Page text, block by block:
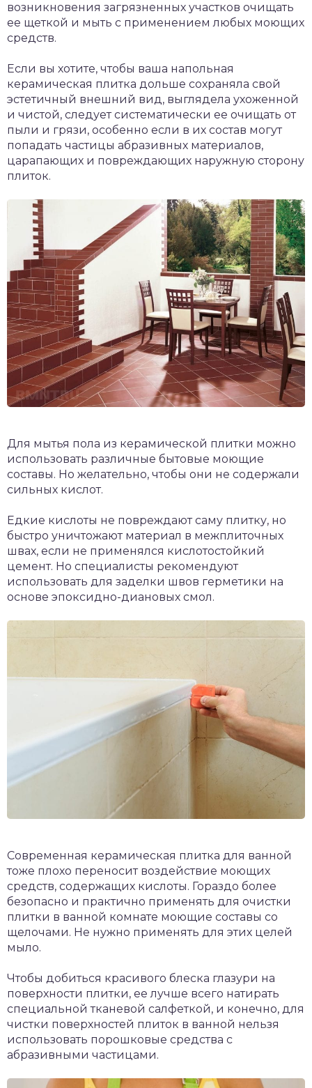
возникновения загрязненных участков очищать
ее щеткой и мыть с применением любых моющих
средств.
Если вы хотите, чтобы ваша напольная
керамическая плитка дольше сохраняла свой
эстетичный внешний вид, выглядела ухоженной
и чистой, следует систематически ее очищать от
пыли и грязи, особенно если в их состав могут
попадать частицы абразивных материалов,
царапающих и повреждающих наружную сторону
плиток.
Для мытья пола из керамической плитки можно
использовать различные бытовые моющие
составы. Но желательно, чтобы они не содержали
сильных кислот.
Едкие кислоты не повреждают саму плитку, но
быстро уничтожают материал в межплиточных
швах, если не применялся кислотостойкий
цемент. Но специалисты рекомендуют
использовать для заделки швов герметики на
основе эпоксидно-диановых смол.
Современная керамическая плитка для ванной
тоже плохо переносит воздействие моющих
средств, содержащих кислоты. Гораздо более
безопасно и практично применять для очистки
плитки в ванной комнате моющие составы со
щелочами. Не нужно применять для этих целей
мыло.
Чтобы добиться красивого блеска глазури на
поверхности плитки, ее лучше всего натирать
специальной тканевой салфеткой, и конечно, для
чистки поверхностей плиток в ванной нельзя
использовать порошковые средства с
абразивными частицами.